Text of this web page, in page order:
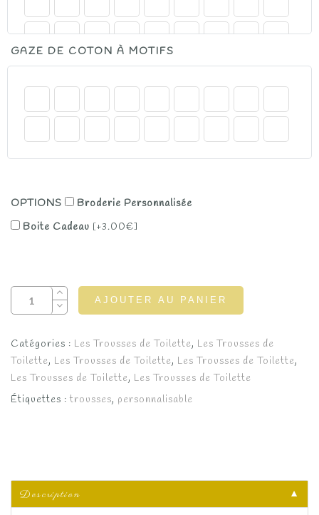
GAZE DE COTON À MOTIFS
OPTIONS
Broderie Personnalisée
Boite Cadeau [+3.00€]
AJOUTER AU PANIER
Catégories : Les Trousses de Toilette, Les Trousses de
Toilette, Les Trousses de Toilette, Les Trousses de Toilette,
Les Trousses de Toilette, Les Trousses de Toilette
Étiquettes : trousses, personnalisable
Description ▼